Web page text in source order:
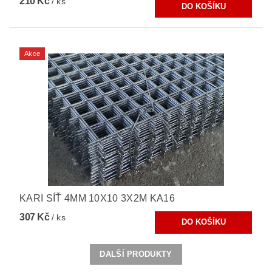
Akce
KARI SÍŤ 4MM 10X10 3X2M KA16
307 Kč/ ks
DALŠÍ PRODUKTY